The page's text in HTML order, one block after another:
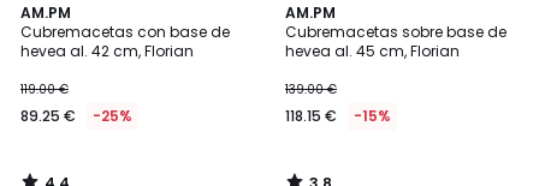
AM.PM
Cubremacetas con base de
hevea al. 42 cm, Florian
119.00 €
89.25 € -25%
4,4
/ 5
AM.PM
Cubremacetas sobre base de
hevea al. 45 cm, Florian
139.00 €
118.15 € -15%
3,8
/ 5